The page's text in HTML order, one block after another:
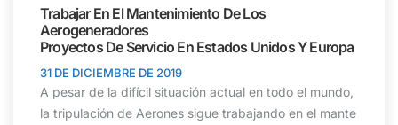
Trabajar En El Mantenimiento De Los
Aerogeneradores
Proyectos De Servicio En Estados Unidos Y Europa
31 DE DICIEMBRE DE 2019
A pesar de la difícil situación actual en todo el mundo,
la tripulación de Aerones sigue trabajando en el mante